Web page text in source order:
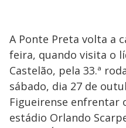
A Ponte Preta volta a
feira, quando visita o
Castelão, pela 33.ª
sábado, dia 27 de
Figueirense enfrentar
estádio Orlando